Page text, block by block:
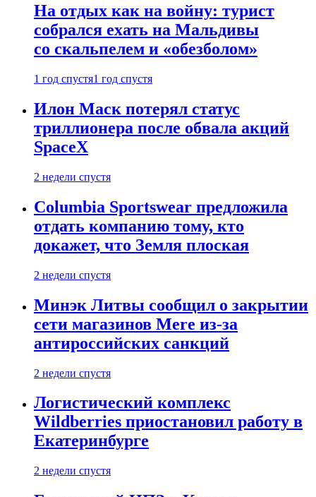
На отдых как на войну: турист
собрался ехать на Мальдивы
со скальпелем и «обезболом»
1 год спустя1 год спустя
Илон Маск потерял статус
триллионера после обвала акций
SpaceX
2 недели спустя
Columbia Sportswear предложила
отдать компанию тому, кто
докажет, что Земля плоская
2 недели спустя
Минэк Литвы сообщил о закрытии
сети магазинов Mere из-за
антироссийских санкций
2 недели спустя
Логистический комплекс
Wildberries приостановил работу в
Екатеринбурге
2 недели спустя